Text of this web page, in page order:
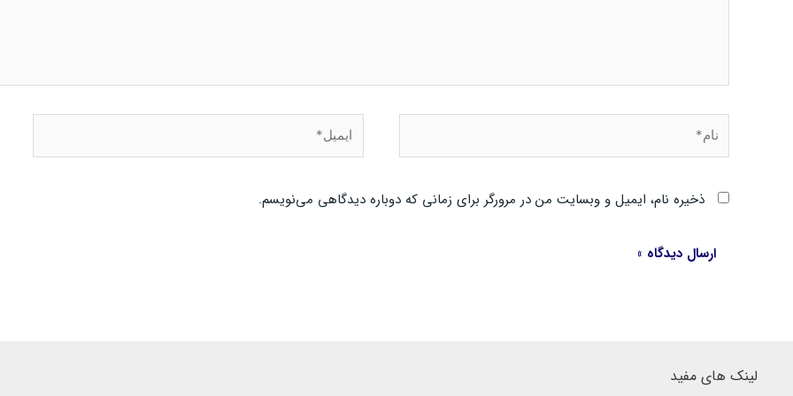
نام* ایمیل*
ذخیره نام، ایمیل و وبسایت من در مرورگر برای زمانی که دوباره دیدگاهی می‌نویسم.
لینک های مفید